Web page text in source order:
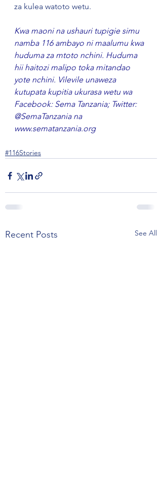
za kulea watoto wetu.
Kwa maoni na ushauri tupigie simu
namba 116 ambayo ni maalumu kwa
huduma za mtoto nchini. Huduma
hii haitozi malipo toka mitandao
yote nchini. Vilevile unaweza
kutupata kupitia ukurasa wetu wa
Facebook: Sema Tanzania; Twitter:
@SemaTanzania na
www.sematanzania.org
#116Stories
Recent Posts See All